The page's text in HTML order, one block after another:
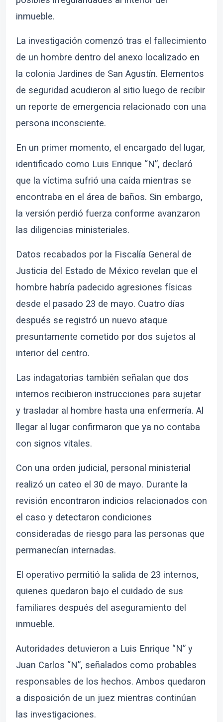
inmueble.
La investigación comenzó tras el fallecimiento
de un hombre dentro del anexo localizado en
la colonia Jardines de San Agustín. Elementos
de seguridad acudieron al sitio luego de recibir
un reporte de emergencia relacionado con una
persona inconsciente.
En un primer momento, el encargado del lugar,
identificado como Luis Enrique “N”, declaró
que la víctima sufrió una caída mientras se
encontraba en el área de baños. Sin embargo,
la versión perdió fuerza conforme avanzaron
las diligencias ministeriales.
Datos recabados por la Fiscalía General de
Justicia del Estado de México revelan que el
hombre habría padecido agresiones físicas
desde el pasado 23 de mayo. Cuatro días
después se registró un nuevo ataque
presuntamente cometido por dos sujetos al
interior del centro.
Las indagatorias también señalan que dos
internos recibieron instrucciones para sujetar
y trasladar al hombre hasta una enfermería. Al
llegar al lugar confirmaron que ya no contaba
con signos vitales.
Con una orden judicial, personal ministerial
realizó un cateo el 30 de mayo. Durante la
revisión encontraron indicios relacionados con
el caso y detectaron condiciones
consideradas de riesgo para las personas que
permanecían internadas.
El operativo permitió la salida de 23 internos,
quienes quedaron bajo el cuidado de sus
familiares después del aseguramiento del
inmueble.
Autoridades detuvieron a Luis Enrique “N” y
Juan Carlos “N”, señalados como probables
responsables de los hechos. Ambos quedaron
a disposición de un juez mientras continúan
las investigaciones.